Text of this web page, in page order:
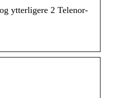
ytterligere 2 Telenor-